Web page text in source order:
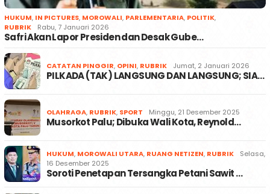
HUKUM, IN PICTURES, MOROWALI, PARLEMENTARIA, POLITIK,
RUBRIK
Rabu, 7 Januari 2026
Safri Akan Lapor Presiden dan Desak Gube…
CATATAN PINGGIR, OPINI, RUBRIK Jumat, 2 Januari 2026
PILKADA (TAK) LANGSUNG DAN LANGSUNG; SIA…
OLAHRAGA, RUBRIK, SPORT Minggu, 21 Desember 2025
Musorkot Palu; Dibuka Wali Kota, Reynold…
HUKUM, MOROWALI UTARA, RUANG NETIZEN, RUBRIK
Selasa,
16 Desember 2025
Soroti Penetapan Tersangka Petani Sawit …